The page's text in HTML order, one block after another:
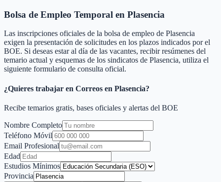
Bolsa de Empleo Temporal en Plasencia
Las inscripciones oficiales de la bolsa de empleo de Plasencia
exigen la presentación de solicitudes en los plazos indicados por el
BOE. Si deseas estar al día de las vacantes, recibir resúmenes del
temario actual y esquemas de los sindicatos de Plasencia, utiliza el
siguiente formulario de consulta oficial.
¿Quieres trabajar en Correos en Plasencia?
Recibe temarios gratis, bases oficiales y alertas del BOE
Nombre Completo
Teléfono Móvil
Email Profesional
Edad
Estudios Mínimos
Provincia